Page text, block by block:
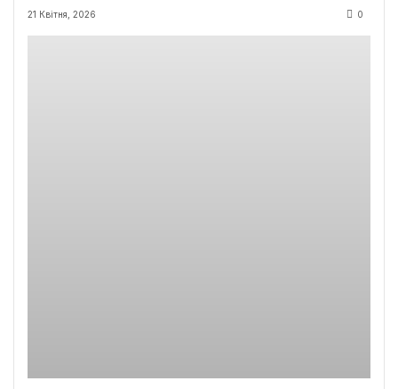
21 Квітня, 2026 0